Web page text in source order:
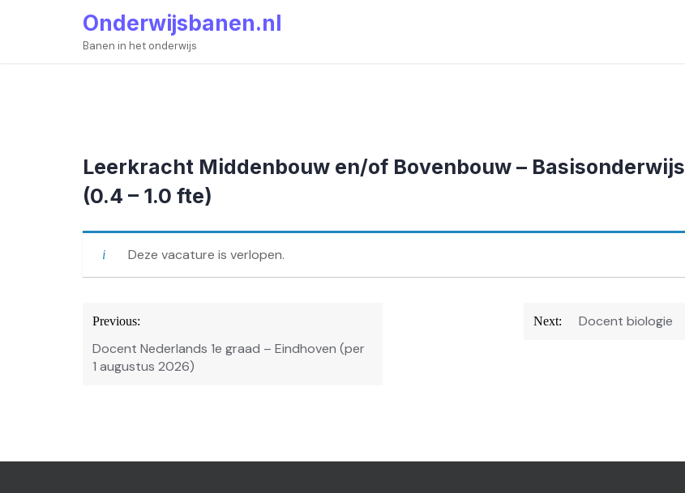
Onderwijsbanen.nl
Banen in het onderwijs
Leerkracht Middenbouw en/of Bovenbouw – Basisonderwijs
(0.4 – 1.0 fte)
Deze vacature is verlopen.
Bericht
navigatie
Previous:
Docent Nederlands 1e graad – Eindhoven (per
1 augustus 2026)
Next: Docent biologie